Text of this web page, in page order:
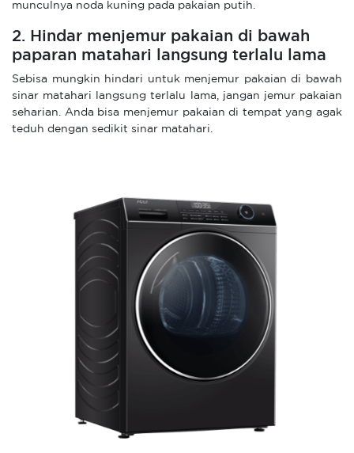
munculnya noda kuning pada pakaian putih.
2. Hindar menjemur pakaian di bawah
paparan matahari langsung terlalu lama
Sebisa mungkin hindari untuk menjemur pakaian di bawah
sinar matahari langsung terlalu lama, jangan jemur pakaian
seharian. Anda bisa menjemur pakaian di tempat yang agak
teduh dengan sedikit sinar matahari.